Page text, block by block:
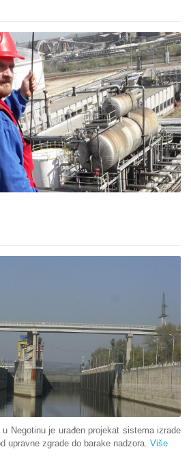
Negotinu je urađen projekat sistema izrade
upravne zgrade do barake nadzora. Više